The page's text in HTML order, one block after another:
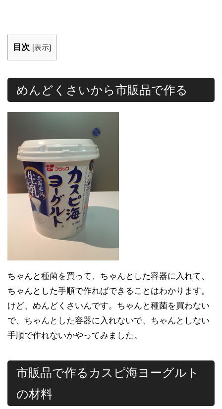
目次 [表示]
めんどくさいから市販品で作る
ちゃんと種菌を買って、ちゃんとした容器に入れて、
ちゃんとした手順で作ればできることはわかります。
けど、めんどくさいんです。ちゃんと種菌を買わない
で、ちゃんとした容器に入れないで、ちゃんとしない
手順で作れないかやってみました。
市販品で作るカスピ海ヨーグルト
の材料